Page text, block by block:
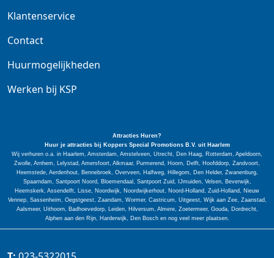
Klantenservice
Contact
Huurmogelijkheden
Werken bij KSP
Attracties Huren?
Huur je attracties bij Koppers Special
PromotionsB.V. uit Haarlem
Wij verhuren o.a. in Haarlem, Amsterdam, Amstelveen, Utrecht, Den Haag, Rotterdam, Apeldoorn,
Zwolle, Arnhem, Lelystad, Amersfoort, Alkmaar, Purmerend, Hoorn, Delft, Hoofddorp, Zandvoort,
Heemstede, Aerdenhout, Bennebroek, Overveen, Halfweg, Hillegom, Den Helder, Zwanenburg,
Spaarndam, Santpoort Noord, Bloemendaal, Santpoort Zuid, IJmuiden, Velsen, Beverwijk,
Heemskerk, Assendelft, Lisse, Noordwijk, Noordwijkerhout, Noord-Holland, Zuid-Holland, Nieuw
Vennep, Sassenheim, Oegstgeest, Zaandam, Wormer, Castricum, Uitgeest, Wijk aan Zee, Zaanstad,
Aalsmeer, Uithoorn, Badhoevedorp, Leiden, Hilversum, Almere, Zoetermeer, Gouda, Dordrecht,
Alphen aan den Rijn, Harderwijk, Den Bosch en nog veel meer plaatsen.